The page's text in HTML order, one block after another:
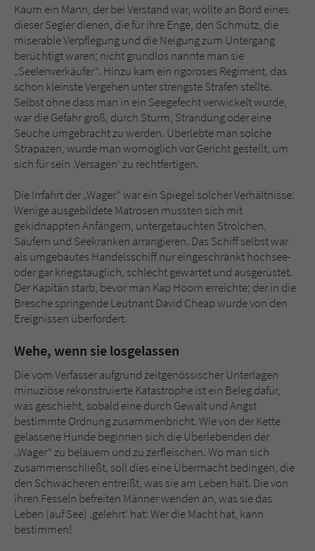
Kaum ein Mann, der bei Verstand war, wollte an Bord eines
dieser Segler dienen, die für ihre Enge, den Schmutz, die
miserable Verpflegung und die Neigung zum Untergang
berüchtigt waren; nicht grundlos nannte man sie
„Seelenverkäufer“. Hinzu kam ein rigoroses Regiment, das
schon kleinste Vergehen unter strengste Strafen stellte.
Selbst ohne dass man in ein Seegefecht verwickelt wurde,
war die Gefahr groß, durch Sturm, Strandung oder eine
Seuche umgebracht zu werden. Überlebte man solche
Strapazen, wurde man womöglich vor Gericht gestellt, um
sich für sein ‚Versagen‘ zu rechtfertigen.
Die Irrfahrt der „Wager“ war ein Spiegel solcher Verhältnisse:
Wenige ausgebildete Matrosen mussten sich mit
gekidnappten Anfängern, untergetauchten Strolchen,
Säufern und Seekranken arrangieren. Das Schiff selbst war
als umgebautes Handelsschiff nur eingeschränkt hochsee-
oder gar kriegstauglich, schlecht gewartet und ausgerüstet.
Der Kapitän starb, bevor man Kap Hoorn erreichte; der in die
Bresche springende Leutnant David Cheap wurde von den
Ereignissen überfordert.
Wehe, wenn sie losgelassen
Die vom Verfasser aufgrund zeitgenössischer Unterlagen
minuziöse rekonstruierte Katastrophe ist ein Beleg dafür,
was geschieht, sobald eine durch Gewalt und Angst
bestimmte Ordnung zusammenbricht. Wie von der Kette
gelassene Hunde beginnen sich die Überlebenden der
„Wager“ zu belauern und zu zerfleischen. Wo man sich
zusammenschließt, soll dies eine Übermacht bedingen, die
den Schwächeren entreißt, was sie am Leben hält. Die von
ihren Fesseln befreiten Männer wenden an, was sie das
Leben (auf See) ‚gelehrt‘ hat: Wer die Macht hat, kann
bestimmen!